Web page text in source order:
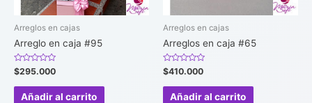
Arreglos en cajas
Arreglo en caja #95
Valorado
en
0
$295.000
Añadir al carrito
Arreglos en cajas
Arreglos en caja #65
Valorado
en
0
$410.000
Añadir al carrito